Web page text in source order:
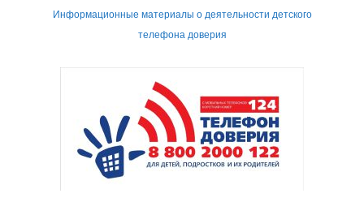
Информационные материалы о деятельности детского
телефона доверия